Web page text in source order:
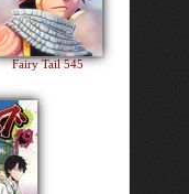
Fairy Tail 545